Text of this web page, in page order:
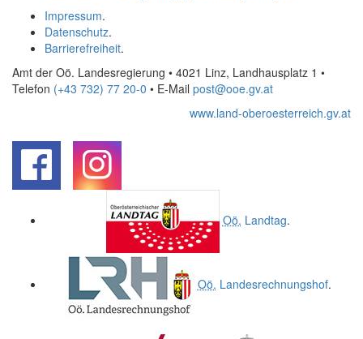
Impressum.
Datenschutz.
Barrierefreiheit.
Amt der Oö. Landesregierung • 4021 Linz, Landhausplatz 1 •
Telefon (+43 732) 77 20-0 • E-Mail post@ooe.gv.at
www.land-oberoesterreich.gv.at
Oö. Landtag.
Oö. Landesrechnungshof.